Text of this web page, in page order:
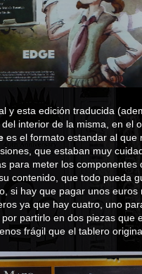
y esta edición traducida
interior de la misma, en el
es el formato estandar al que
que estaban muy
para meter los
contenido, que todo pueda
si hay que pagar unos
ya que hay cuatro, uno
partirlo en dos piezas que
frágil que el tablero